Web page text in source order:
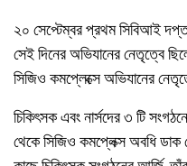
২০ সেপ্টেম্বর প্রথম সিবিআই
সেই দিনের অভিযানের নেতৃত্বে
সিজিও কমপ্লেক্সে অভিযানের
চিকিৎসক এবং নার্সদের ৩ টি
থেকে সিজিও কমপ্লেক্স অবধি ডাক